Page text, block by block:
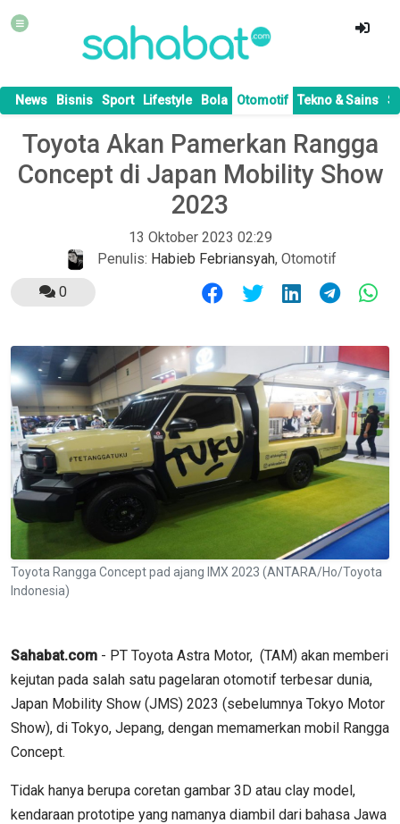
News Bisnis Sport Lifestyle Bola Otomotif Tekno & Sains
Toyota Akan Pamerkan Rangga
Concept di Japan Mobility Show
2023
13 Oktober 2023 02:29
Penulis: Habieb Febriansyah, Otomotif
0
Toyota Rangga Concept pad ajang IMX 2023 (ANTARA/Ho/Toyota
Indonesia)
Sahabat.com - PT Toyota Astra Motor, (TAM) akan memberi
kejutan pada salah satu pagelaran otomotif terbesar dunia,
Japan Mobility Show (JMS) 2023 (sebelumnya Tokyo Motor
Show), di Tokyo, Jepang, dengan memamerkan mobil Rangga
Concept.
Tidak hanya berupa coretan gambar 3D atau clay model,
kendaraan prototipe yang namanya diambil dari bahasa Jawa